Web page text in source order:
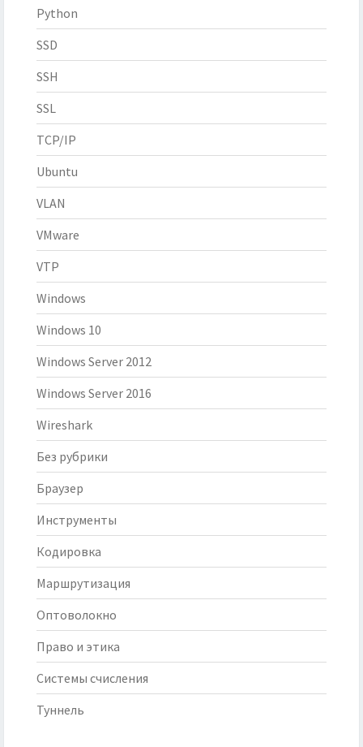
Python
SSD
SSH
SSL
TCP/IP
Ubuntu
VLAN
VMware
VTP
Windows
Windows 10
Windows Server 2012
Windows Server 2016
Wireshark
Без рубрики
Браузер
Инструменты
Кодировка
Маршрутизация
Оптоволокно
Право и этика
Системы счисления
Туннель